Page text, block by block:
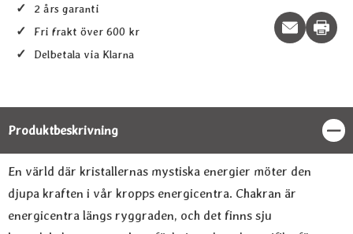
✓ 2 års garanti
✓ Fri frakt över 600 kr
✓ Delbetala via Klarna
Print
Produktbeskrivning
Produktbeskrivning
En värld där kristallernas mystiska energier möter den
djupa kraften i vår kropps energicentra. Chakran är
energicentra längs ryggraden, och det finns sju